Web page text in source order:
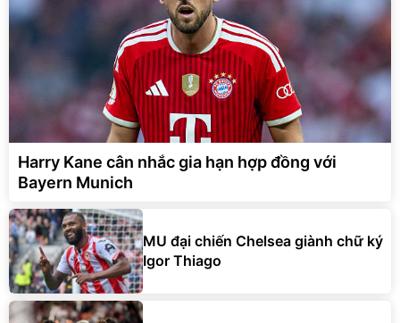
Harry Kane cân nhắc gia hạn hợp đồng với
Bayern Munich
MU đại chiến Chelsea giành chữ ký
Igor Thiago